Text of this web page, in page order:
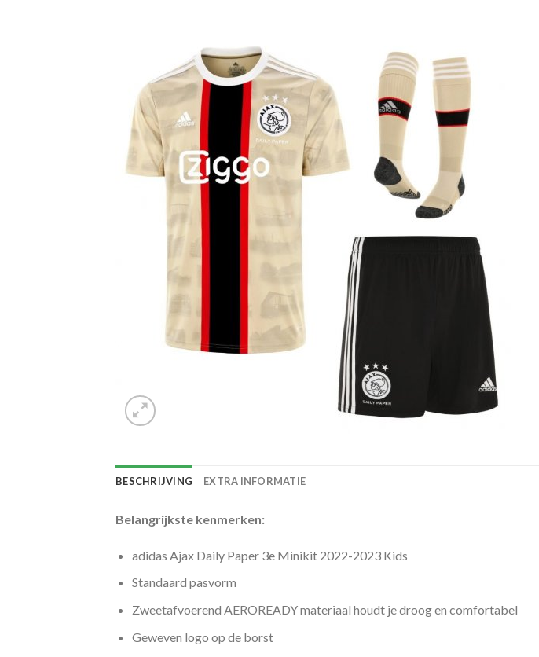
BESCHRIJVING EXTRA INFORMATIE
Belangrijkste kenmerken:
adidas Ajax Daily Paper 3e Minikit 2022-2023 Kids
Standaard pasvorm
Zweetafvoerend AEROREADY materiaal houdt je droog en comfortabel
Geweven logo op de borst